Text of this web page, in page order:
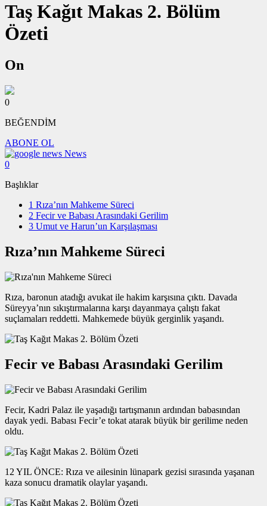
Taş Kağıt Makas 2. Bölüm
Özeti
On
0
BEĞENDİM
ABONE OL
News
0
Başlıklar
1 Rıza’nın Mahkeme Süreci
2 Fecir ve Babası Arasındaki Gerilim
3 Umut ve Harun’un Karşılaşması
Rıza’nın Mahkeme Süreci
Rıza, baronun atadığı avukat ile hakim karşısına çıktı. Davada
Süreyya’nın sıkıştırmalarına karşı dayanmaya çalıştı fakat
suçlamaları reddetti. Mahkemede büyük gerginlik yaşandı.
Fecir ve Babası Arasındaki Gerilim
Fecir, Kadri Palaz ile yaşadığı tartışmanın ardından babasından
dayak yedi. Babası Fecir’e tokat atarak büyük bir gerilime neden
oldu.
12 YIL ÖNCE: Rıza ve ailesinin lünapark gezisi sırasında yaşanan
kaza sonucu dramatik olaylar yaşandı.